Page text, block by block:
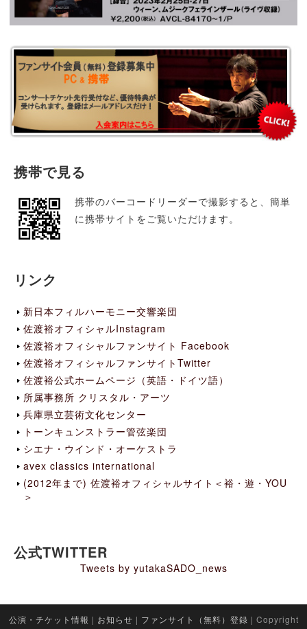
携帯で見る
携帯のバーコードリーダーで撮影すると、簡単
に携帯サイトをご覧いただけます。
リンク
新日本フィルハーモニー交響楽団
佐渡裕オフィシャルInstagram
佐渡裕オフィシャルファンサイト Facebook
佐渡裕オフィシャルファンサイトTwitter
佐渡裕公式ホームページ（英語・ドイツ語）
所属事務所 クリスタル・アーツ
兵庫県立芸術文化センター
トーンキュンストラー管弦楽団
シエナ・ウインド・オーケストラ
avex classics international
(2012年まで) 佐渡裕オフィシャルサイト＜裕・遊・YOU
＞
公式TWITTER
Tweets by yutakaSADO_news
公演・チケット情報 | お知らせ | ファンサイト（無料）登録 | Copyright